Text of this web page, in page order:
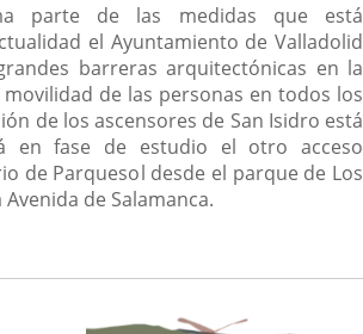
parte de las medidas que está
el Ayuntamiento de Valladolid
barreras arquitectónicas en la
de las personas en todos los
de los ascensores de San Isidro está
en fase de estudio el otro acceso
de Parquesol desde el parque de Los
de Salamanca.